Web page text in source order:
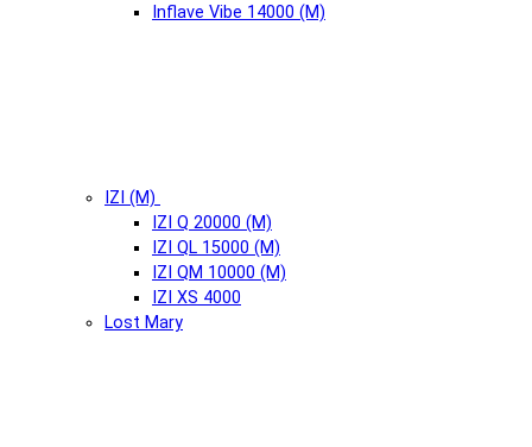
Inflave Vibe 14000 (М)
IZI (М)
IZI Q 20000 (М)
IZI QL 15000 (М)
IZI QM 10000 (М)
IZI XS 4000
Lost Mary